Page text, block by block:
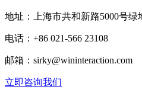
地址：上海市共和新路5000号绿
电话：+86 021-566 23108
邮箱：sirky@wininteraction.com
立即咨询我们